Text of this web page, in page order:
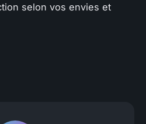
selon vos envies et